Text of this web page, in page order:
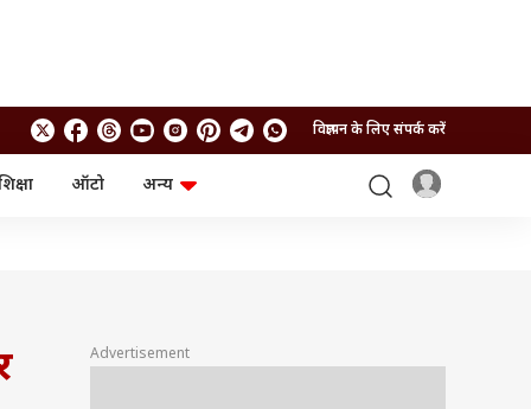
विज्ञापन के लिए संपर्क करें
ऑटो
अन्य
आईपीओAdvertisement